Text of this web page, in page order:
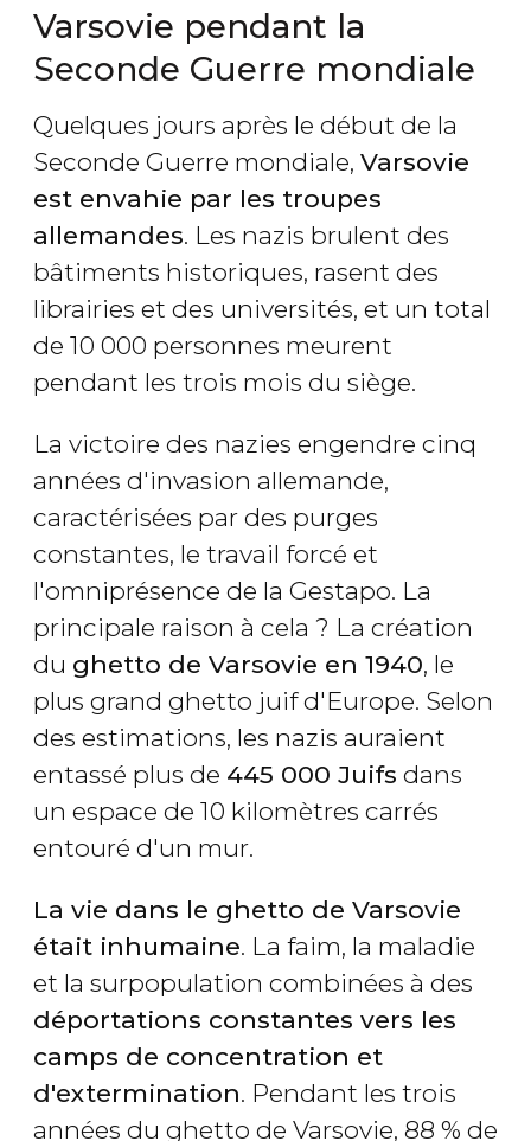
Varsovie pendant la
Seconde Guerre mondiale
Quelques jours après le début de la
Seconde Guerre mondiale, Varsovie
est envahie par les troupes
allemandes. Les nazis brulent des
bâtiments historiques, rasent des
librairies et des universités, et un total
de 10 000 personnes meurent
pendant les trois mois du siège.
La victoire des nazies engendre cinq
années d'invasion allemande,
caractérisées par des purges
constantes, le travail forcé et
l'omniprésence de la Gestapo. La
principale raison à cela ? La création
du ghetto de Varsovie en 1940, le
plus grand ghetto juif d'Europe. Selon
des estimations, les nazis auraient
entassé plus de 445 000 Juifs dans
un espace de 10 kilomètres carrés
entouré d'un mur.
La vie dans le ghetto de Varsovie
était inhumaine. La faim, la maladie
et la surpopulation combinées à des
déportations constantes vers les
camps de concentration et
d'extermination. Pendant les trois
années du ghetto de Varsovie, 88 % de